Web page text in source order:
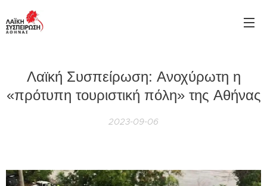
Λαϊκή Συσπείρωση: Ανοχύρωτη η
«πρότυπη τουριστική πόλη» της Αθήνας
2023-09-06